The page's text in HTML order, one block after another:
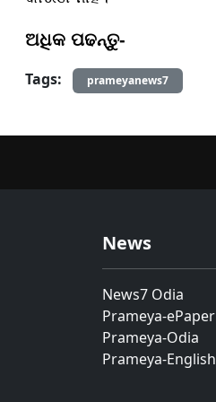
ଅଧିକ ପଢନ୍ତୁ-
Tags:
prameyanews7
News
News7 Odia
Prameya-ePaper
Prameya-Odia
Prameya-English